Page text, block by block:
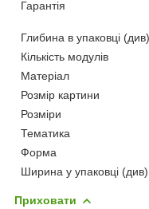
Гарантія
Глибина в упаковці (див)
Кількість модулів
Матеріал
Розмір картини
Розміри
Тематика
Форма
Ширина у упаковці (див)
Приховати